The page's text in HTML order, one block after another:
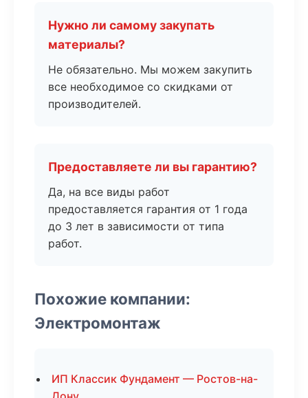
Нужно ли самому закупать
материалы?
Не обязательно. Мы можем закупить
все необходимое со скидками от
производителей.
Предоставляете ли вы гарантию?
Да, на все виды работ
предоставляется гарантия от 1 года
до 3 лет в зависимости от типа
работ.
Похожие компании:
Электромонтаж
ИП Классик Фундамент — Ростов-на-